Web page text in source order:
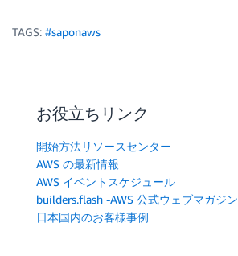
TAGS: #saponaws
お役立ちリンク
開始方法リソースセンター
AWS の最新情報
AWS イベントスケジュール
builders.flash -AWS 公式ウェブマガジン
日本国内のお客様事例